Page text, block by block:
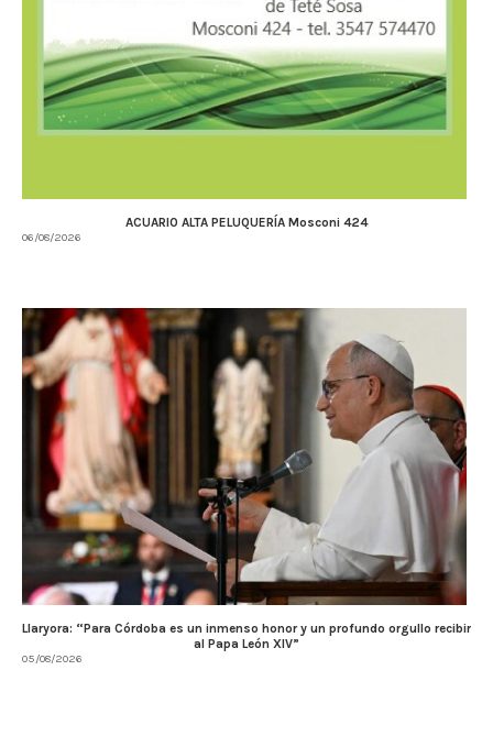
ACUARIO ALTA PELUQUERÍA Mosconi 424
06/08/2026
Llaryora: “Para Córdoba es un inmenso honor y un profundo orgullo recibir
al Papa León XIV”
05/08/2026